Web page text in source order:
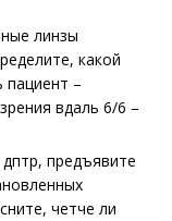
линзы
какой
–
вдаль 6/6 –
предъявите
четче ли